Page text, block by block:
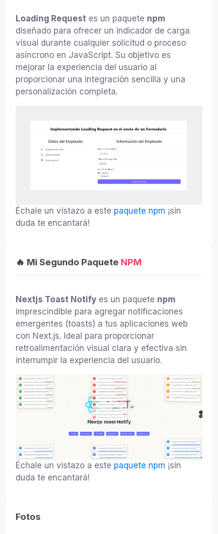
Loading Request es un paquete npm
diseñado para ofrecer un indicador de carga
visual durante cualquier solicitud o proceso
asíncrono en JavaScript. Su objetivo es
mejorar la experiencia del usuario al
proporcionar una integración sencilla y una
personalización completa.
Échale un vistazo a este paquete npm ¡sin
duda te encantará!
🔥 Mi Segundo Paquete NPM
Nextjs Toast Notify es un paquete npm
imprescindible para agregar notificaciones
emergentes (toasts) a tus aplicaciones web
con Next.js. Ideal para proporcionar
retroalimentación visual clara y efectiva sin
interrumpir la experiencia del usuario.
Échale un vistazo a este paquete npm ¡sin
duda te encantará!
Fotos